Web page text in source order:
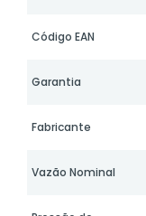
Código EAN
Garantia
Fabricante
Vazão Nominal